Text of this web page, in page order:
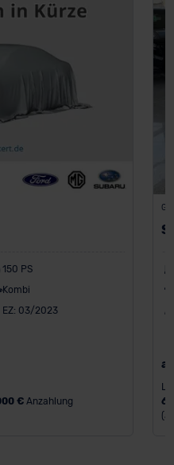
150 PS
Kombi
EZ: 03/2023
€Anzahlung
60